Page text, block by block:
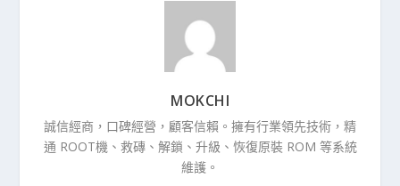
MOKCHI
誠信經商，口碑經營，顧客信賴。擁有行業領先技術，精
通 ROOT機、救磚、解鎖、升級、恢復原裝 ROM 等系統
維護。